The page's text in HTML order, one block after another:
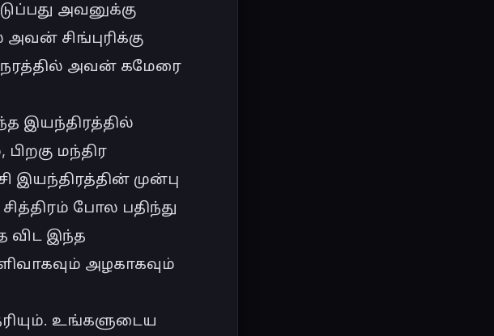
அவனுக்கு
சிங்புரிக்கு
அவன் கமேரை
இயந்திரத்தில்
மந்திர
முன்பு
போல பதிந்து
விட இந்த
அழகாகவும்
உங்களுடைய